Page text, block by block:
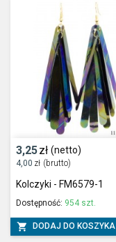
3,25zł (netto)
4,00 zł (brutto)
Kolczyki - FM6579-1
Dostępność: 954 szt.
 DODAJ DO KOSZYKA